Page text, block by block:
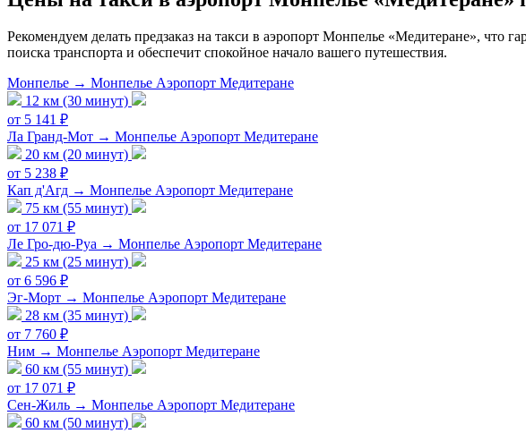
Рекомендуем делать предзаказ на такси в аэропорт Монпелье «Медитеране», что
поиска транспорта и обеспечит спокойное начало вашего путешествия.
Монпелье → Монпелье Аэропорт Медитеране
12 км (30 минут)
от 5 141 ₽
Ла Гранд-Мот → Монпелье Аэропорт Медитеране
20 км (20 минут)
от 5 238 ₽
Кап д'Агд → Монпелье Аэропорт Медитеране
75 км (55 минут)
от 17 071 ₽
Ле Гро-дю-Руа → Монпелье Аэропорт Медитеране
25 км (25 минут)
от 6 596 ₽
Эг-Морт → Монпелье Аэропорт Медитеране
28 км (35 минут)
от 7 760 ₽
Ним → Монпелье Аэропорт Медитеране
60 км (55 минут)
от 17 071 ₽
Сен-Жиль → Монпелье Аэропорт Медитеране
60 км (50 минут)